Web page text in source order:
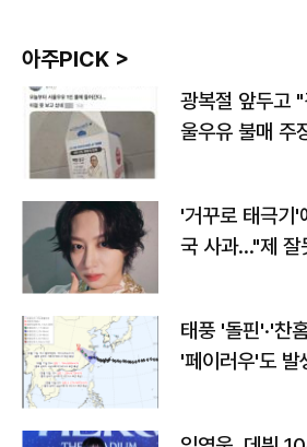
아주PICK >
광복절 앞두고
울우유 불매 주
'거꾸로 태극기'
국 사과…"제 잘
태풍 '돌핀'·'찬
'페이러우'도 발